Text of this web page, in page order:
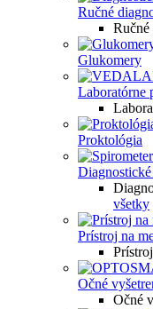
Ručné
Ručné
Glukomery
Laboratórne
Proktológia
všetky
Prístroj na
Očné
Očné